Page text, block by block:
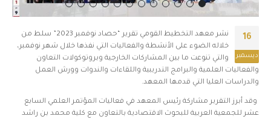
16
ديسمبر
نشر معهد التخطيط القومي تقرير “حصاد نوفمبر 2023” سلط من
خلاله الضوء على الأنشطة والفعاليات التي نفذها خلال شهر نوفمبر،
والتي تنوعت ما بين المشاركات الخارجية وبروتوكولات التعاون
والفعاليات العلمية والبرامج التدريبية واللقاءات والندوات وورش العمل
والدراسات العليا التي قدمها المعهد.
وقد أبرز التقرير مشاركة رئيس المعهد في فعاليات المؤتمر العلمي السابع
عشر للجمعية العربية للبحوث الاقتصادية بالتعاون مع كلية محمد بن راشد